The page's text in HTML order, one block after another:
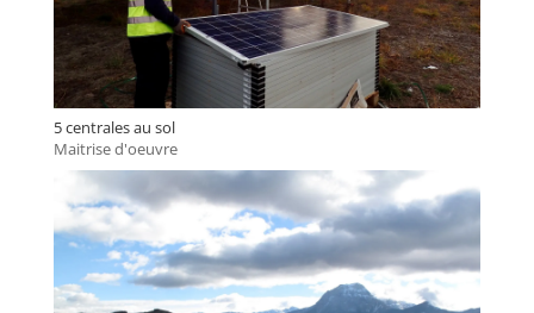
5 centrales au sol
Maitrise d'oeuvre